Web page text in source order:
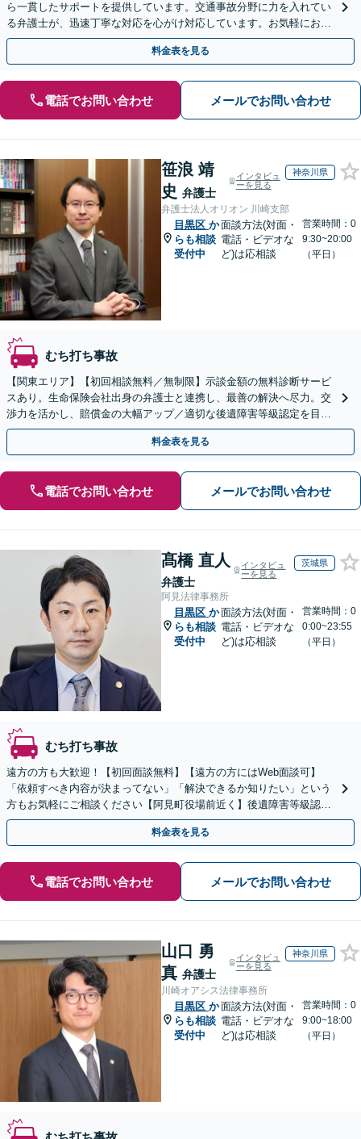
ら一貫したサポートを提供しています。交通事故分野に力を入れてい
る弁護士が、迅速丁寧な対応を心がけ対応しています。お気軽にお問
い合わせください。◤完全予約制・初回法律相談無料◢
料金表を見る
電話でお問い合わせ メールでお問い合わせ
笹浪 靖
史 弁護士
インタビュ
ーを見る
神奈川県
弁護士法人オリオン 川崎支部
目黒区 か
らも相談
受付中
面談方法(対面・
電話・ビデオな
ど)は応相談
営業時間：0
9:30~20:00
（平日）
むち打ち事故
【関東エリア】【初回相談無料／無制限】示談金額の無料診断サービ
スあり。生命保険会社出身の弁護士と連携し、最善の解決へ尽力。交
渉力を活かし、賠償金の大幅アップ／適切な後遺障害等級認定を目指
します【弁護士費用特約】【Zoom面談可能】
料金表を見る
電話でお問い合わせ メールでお問い合わせ
髙橋 直人
弁護士
インタビュ
ーを見る
茨城県
阿見法律事務所
目黒区 か
らも相談
受付中
面談方法(対面・
電話・ビデオな
ど)は応相談
営業時間：0
0:00~23:55
（平日）
むち打ち事故
遠方の方も大歓迎！【初回面談無料】【遠方の方にはWeb面談可】
「依頼すべき内容が決まってない」「解決できるか知りたい」という
方もお気軽にご相談ください【阿見町役場前近く】後遺障害等級認
定、慰謝料請求、示談交渉など
料金表を見る
電話でお問い合わせ メールでお問い合わせ
山口 勇
真 弁護士
インタビュ
ーを見る
神奈川県
川崎オアシス法律事務所
目黒区 か
らも相談
受付中
面談方法(対面・
電話・ビデオな
ど)は応相談
営業時間：0
9:00~18:00
（平日）